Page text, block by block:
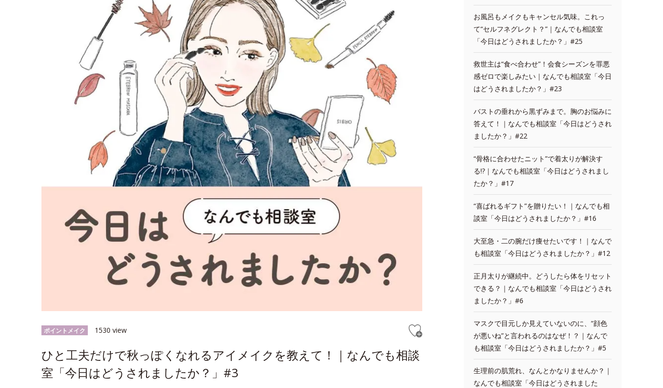
ポイントメイク 1530 view
ひと工夫だけで秋っぽくなれるアイメイクを教えて！｜なんでも相談
室「今日はどうされましたか？」#3
お風呂もメイクもキャンセル気味。これっ
て“セルフネグレクト？”｜なんでも相談室
「今日はどうされましたか？」#25
救世主は“食べ合わせ”！会食シーズンを罪悪
感ゼロで楽しみたい｜なんでも相談室「今日
はどうされましたか？」#23
バストの垂れから黒ずみまで。胸のお悩みに
答えて！｜なんでも相談室「今日はどうされ
ましたか？」#22
“骨格に合わせたニット”で着太りが解決す
る!?｜なんでも相談室「今日はどうされまし
たか？」#17
“喜ばれるギフト”を贈りたい！｜なんでも相
談室「今日はどうされましたか？」#16
大至急・二の腕だけ痩せたいです！｜なんで
も相談室「今日はどうされましたか？」#12
正月太りが継続中。どうしたら体をリセット
できる？｜なんでも相談室「今日はどうされ
ましたか？」#6
マスクで目元しか見えていないのに、“顔色
が悪いね”と言われるのはなぜ！？｜なんで
も相談室「今日はどうされましたか？」#5
生理前の肌荒れ、なんとかなりませんか？｜
なんでも相談室「今日はどうされました